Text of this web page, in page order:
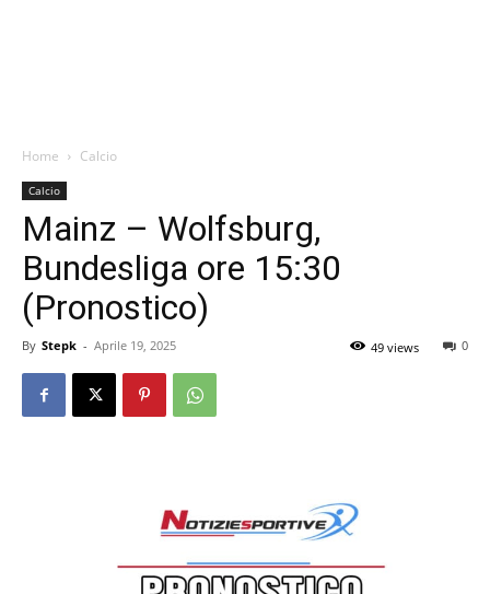
Home Calcio
Calcio
Mainz – Wolfsburg,
Bundesliga ore 15:30
(Pronostico)
By Stepk - Aprile 19, 2025 0
49 views